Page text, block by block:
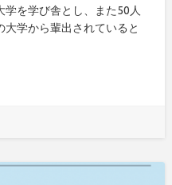
学を学び舎とし、また50人
学から輩出されていると